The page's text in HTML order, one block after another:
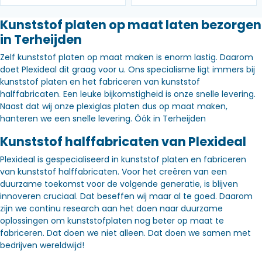
Kunststof platen op maat laten bezorgen
in Terheijden
Zelf kunststof platen op maat maken is enorm lastig. Daarom
doet Plexideal dit graag voor u. Ons specialisme ligt immers bij
kunststof platen en het fabriceren van kunststof
halffabricaten. Een leuke bijkomstigheid is onze snelle levering.
Naast dat wij onze plexiglas platen dus op maat maken,
hanteren we een snelle levering. Óók in Terheijden
Kunststof halffabricaten van Plexideal
Plexideal is gespecialiseerd in kunststof platen en fabriceren
van kunststof halffabricaten. Voor het creëren van een
duurzame toekomst voor de volgende generatie, is blijven
innoveren cruciaal. Dat beseffen wij maar al te goed. Daarom
zijn we continu research aan het doen naar duurzame
oplossingen om kunststofplaten nog beter op maat te
fabriceren. Dat doen we niet alleen. Dat doen we samen met
bedrijven wereldwijd!